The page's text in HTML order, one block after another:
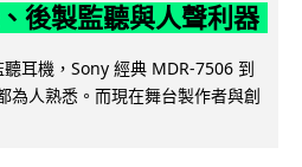
後製監聽與人聲利器
耳機，Sony 經典 MDR-7506 到
為人熟悉。而現在舞台製作者與創